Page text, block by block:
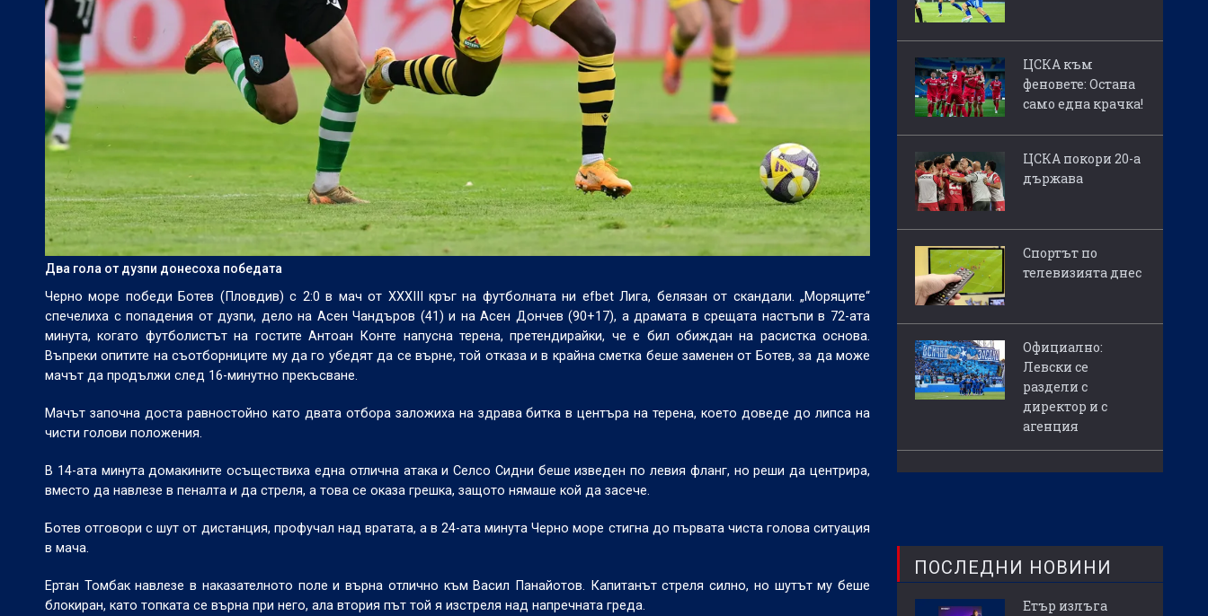
Два гола от дузпи донесоха победата
Черно море победи Ботев (Пловдив) с 2:0 в мач от XXXIII кръг на футболната ни efbetЛига, белязан от скандали. „Моряците“
спечелиха с попадения от дузпи, дело на Асен Чандъров (41) и на Асен Дончев (90+17), а драмата в срещата настъпи в 72-ата
минута, когато футболистът на гостите Антоан Конте напусна терена, претендирайки, че е бил обиждан на расистка основа.
Въпреки опитите на съотборниците му да го убедят да се върне, той отказа и в крайна сметка беше заменен от Ботев, за да може
мачът да продължи след 16-минутно прекъсване.
Мачът започна доста равностойно като двата отбора заложиха на здрава битка в центъра на терена, което доведе до липса на
чисти голови положения.
В 14-ата минута домакините осъществиха една отлична атака и Селсо Сидни беше изведен по левия фланг, но реши да центрира,
вместо да навлезе в пеналта и да стреля, а това се оказа грешка, защото нямаше кой да засече.
Ботев отговори с шут от дистанция, профучал над вратата, а в 24-ата минута Черно море стигна до първата чиста голова ситуация
в мача.
Ертан Томбак навлезе в наказателното поле и върна отлично към Васил Панайотов. Капитанът стреля силно, но шутът му беше
блокиран, като топката се върна при него, ала втория път той я изстреля над напречната греда.
ЦСКА към
феновете: Остана
само една крачка!
ЦСКА покори 20-а
държава
Спортът по
телевизията днес
Официално:
Левски се
раздели с
директор и с
агенция
ПОСЛЕДНИ НОВИНИ
Етър излъга